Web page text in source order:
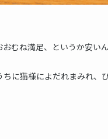
むね満足、というか安い
に猫様によだれまみれ、